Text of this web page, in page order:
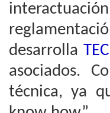
desarrolla
asociados.
técnica, ya